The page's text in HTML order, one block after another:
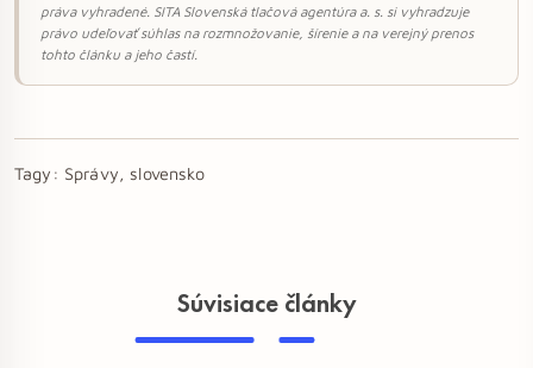
práva vyhradené. SITA Slovenská tlačová agentúra a. s. si vyhradzuje
právo udeľovať súhlas na rozmnožovanie, šírenie a na verejný prenos
tohto článku a jeho častí.
Tagy: Správy, slovensko
Súvisiace články